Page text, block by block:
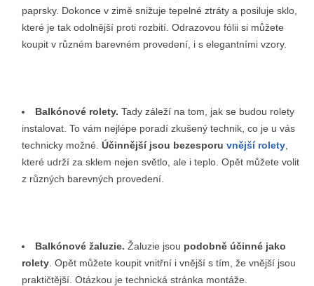
paprsky. Dokonce v zimě snižuje tepelné ztráty a posiluje sklo,
které je tak odolnější proti rozbití. Odrazovou fólii si můžete
koupit v různém barevném provedení, i s elegantními vzory.
Balkónové rolety. Tady záleží na tom, jak se budou rolety
instalovat. To vám nejlépe poradí zkušený technik, co je u vás
technicky možné. Účinnější jsou bezesporu vnější rolety
které udrží za sklem nejen světlo, ale i teplo. Opět můžete volit
z různých barevných provedení.
Balkónové žaluzie. Žaluzie jsou podobně účinné jako
rolety . Opět můžete koupit vnitřní i vnější s tím, že vnější jsou
praktičtější. Otázkou je technická stránka montáže.